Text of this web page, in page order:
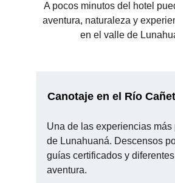
A pocos minutos del hotel
aventura, naturaleza y
en el valle de
Canotaje en el Río
Una de las experiencias más
de Lunahuaná. Descensos
guías certificados y
aventura.